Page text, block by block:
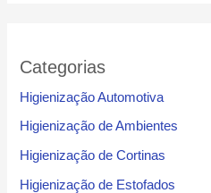
Categorias
Higienização Automotiva
Higienização de Ambientes
Higienização de Cortinas
Higienização de Estofados